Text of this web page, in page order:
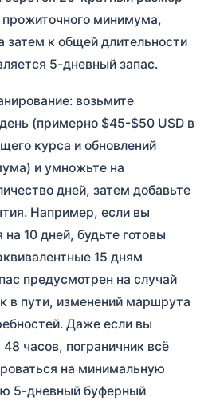
минимума,
затем к общей длительности
5-дневный запас.
возьмите
(примерно $45-$50 USD в
курса и обновлений
и умножьте на
дней, затем добавьте
Например, если вы
на 10 дней, будьте готовы
15 дням
предусмотрен на случай
в пути, изменений маршрута
Даже если вы
часов, пограничник всё
на минимальную
5-дневный буферный